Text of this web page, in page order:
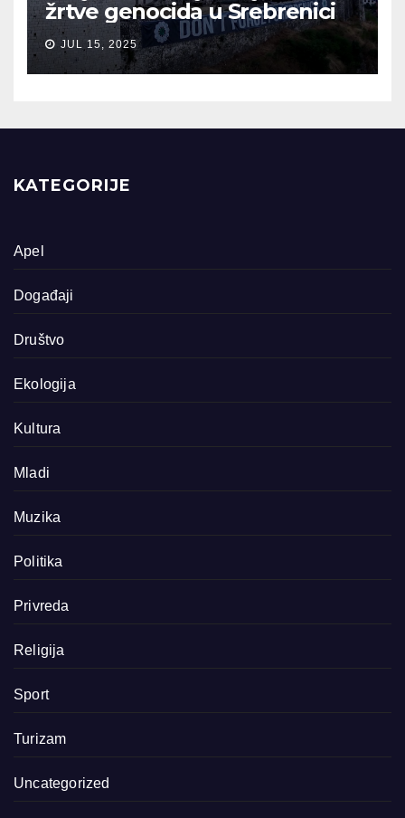
žrtve genocida u Srebrenici
JUL 15, 2025
KATEGORIJE
Apel
Događaji
Društvo
Ekologija
Kultura
Mladi
Muzika
Politika
Privreda
Religija
Sport
Turizam
Uncategorized